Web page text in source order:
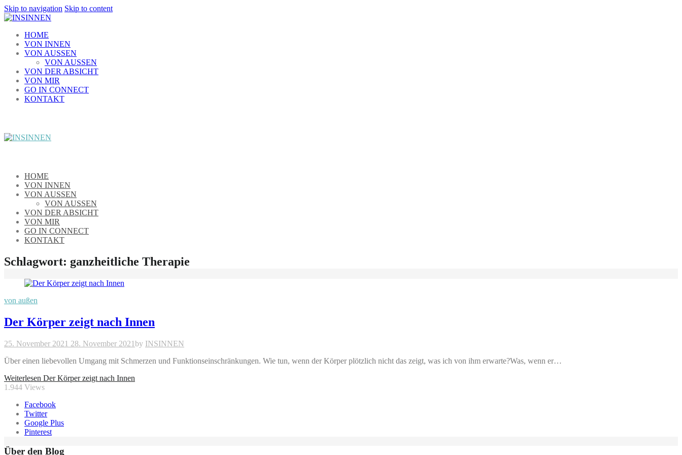
Skip to navigation Skip to content
HOME
VON INNEN
VON AUSSEN
VON AUSSEN
VON DER ABSICHT
VON MIR
GO IN CONNECT
KONTAKT
HOME
VON INNEN
VON AUSSEN
VON AUSSEN
VON DER ABSICHT
VON MIR
GO IN CONNECT
KONTAKT
Schlagwort: ganzheitliche Therapie
von außen
Der Körper zeigt nach Innen
25. November 2021 28. November 2021by INSINNEN
Über einen liebevollen Umgang mit Schmerzen und Funktionseinschränkungen. Wie tun, wenn der Körper plötzlich nicht das zeigt, was ich von ihm erwarte?Was, wenn er…
Weiterlesen Der Körper zeigt nach Innen
1.944 Views
Facebook
Twitter
Google Plus
Pinterest
Über den Blog